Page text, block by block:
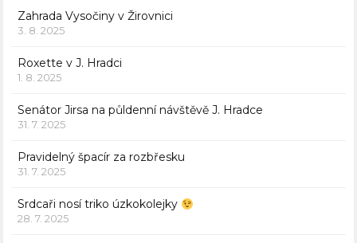
Zahrada Vysočiny v Žirovnici
3. 8. 2025
Roxette v J. Hradci
1. 8. 2025
Senátor Jirsa na půldenní návštěvě J. Hradce
31. 7. 2025
Pravidelný špacír za rozbřesku
31. 7. 2025
Srdcaři nosí triko úzkokolejky
28. 7. 2025